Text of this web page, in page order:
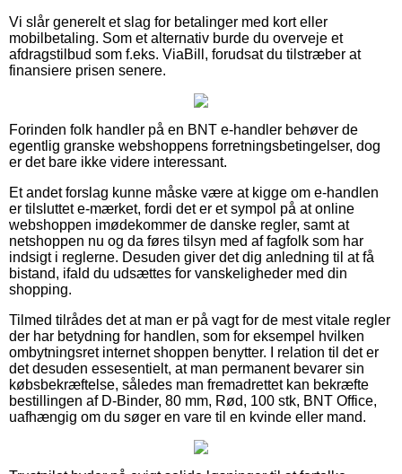
Vi slår generelt et slag for betalinger med kort eller
mobilbetaling. Som et alternativ burde du overveje et
afdragstilbud som f.eks. ViaBill, forudsat du tilstræber at
finansiere prisen senere.
Forinden folk handler på en BNT e-handler behøver de
egentlig granske webshoppens forretningsbetingelser, dog
er det bare ikke videre interessant.
Et andet forslag kunne måske være at kigge om e-handlen
er tilsluttet e-mærket, fordi det er et sympol på at online
webshoppen imødekommer de danske regler, samt at
netshoppen nu og da føres tilsyn med af fagfolk som har
indsigt i reglerne. Desuden giver det dig anledning til at få
bistand, ifald du udsættes for vanskeligheder med din
shopping.
Tilmed tilrådes det at man er på vagt for de mest vitale regler
der har betydning for handlen, som for eksempel hvilken
ombytningsret internet shoppen benytter. I relation til det er
det desuden essesentielt, at man permanent bevarer sin
købsbekræftelse, således man fremadrettet kan bekræfte
bestillingen af D-Binder, 80 mm, Rød, 100 stk, BNT Office,
uafhængig om du søger en vare til en kvinde eller mand.